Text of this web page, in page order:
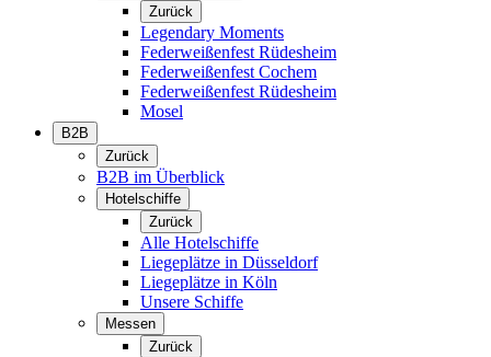
Zurück
Legendary Moments
Federweißenfest Rüdesheim
Federweißenfest Cochem
Federweißenfest Rüdesheim
Mosel
B2B
Zurück
B2B im Überblick
Hotelschiffe
Zurück
Alle Hotelschiffe
Liegeplätze in Düsseldorf
Liegeplätze in Köln
Unsere Schiffe
Messen
Zurück